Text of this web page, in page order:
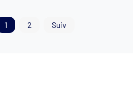
1 2 Suiv